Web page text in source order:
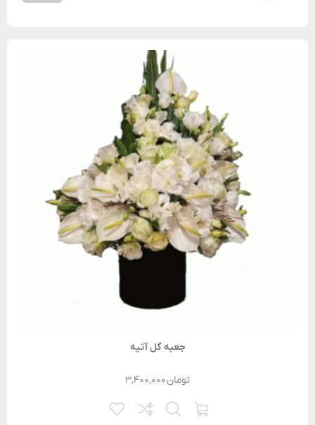
جعبه گل آتیه
۳,۴۰۰,۰۰۰تومان